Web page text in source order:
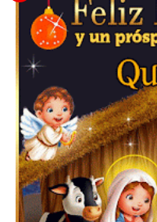
Te deseo una Feliz